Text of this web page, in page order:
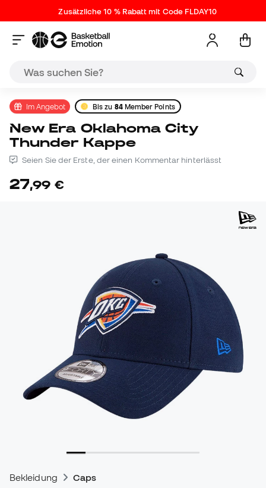
Zusätzliche 10 % Rabatt mit Code FLDAY10
Im Angebot Bis zu 84Member Points
New Era Oklahoma City
Thunder Kappe
Seien Sie der Erste, der einen Kommentar hinterlässt
27,99 €
Bekleidung Caps